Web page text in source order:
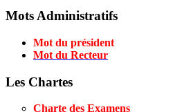
Mots Administratifs
Mot du président
Mot du Recteur
Les Chartes
Charte des Examens